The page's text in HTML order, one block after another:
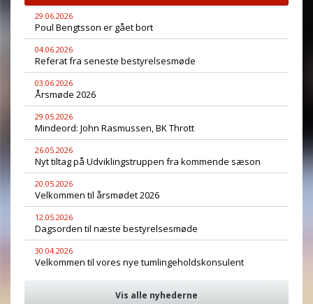
29.06.2026
Poul Bengtsson er gået bort
04.06.2026
Referat fra seneste bestyrelsesmøde
03.06.2026
Årsmøde 2026
29.05.2026
Mindeord: John Rasmussen, BK Thrott
26.05.2026
Nyt tiltag på Udviklingstruppen fra kommende sæson
20.05.2026
Velkommen til årsmødet 2026
12.05.2026
Dagsorden til næste bestyrelsesmøde
30.04.2026
Velkommen til vores nye tumlingeholdskonsulent
Vis alle nyhederne